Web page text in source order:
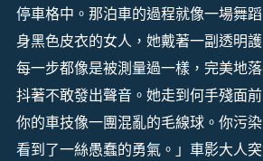
停車格中。那泊車的過程就像一場舞
身黑色皮衣的女人，她戴著一副透明
每一步都像是被測量過一樣，完美地
抖著不敢發出聲音。她走到何手殘面
你的車技像一團混亂的毛線球。你污
看到了一絲愚蠢的勇氣。」車影大人